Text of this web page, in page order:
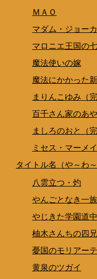
ＭＡＯ
マダム・ジョー
マロニエ王国の
魔法使いの嫁
魔法にかかった
まりんこゆみ（完
百千さん家のあ
ましろのおと（完
ミセス・マーメ
タイトル名（や～わ
八雲立つ・灼
やんごとなき一族
やじきた学園道
柚木さんちの四
憂国のモリアー
黄泉のツガイ